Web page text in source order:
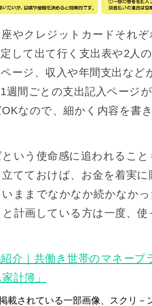
やクレジットカードそれ
して出て行く支出表や2人
ージ、収入や年間支出など
週間ごとの支出記入ページ
なので、細かく内容を書
いう使命感に追われるこ
てておけば、お金を着実
ままでなかなか続かなか
計画している方は一度、
介｜共働き世帯のマネープ
計簿」
載されている一部画像、スクリ－